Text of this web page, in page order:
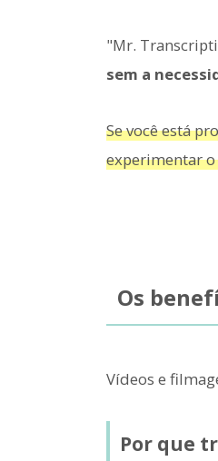
"Mr.
sem a
Se você está
experimentar
Os
Vídeos e
Por que